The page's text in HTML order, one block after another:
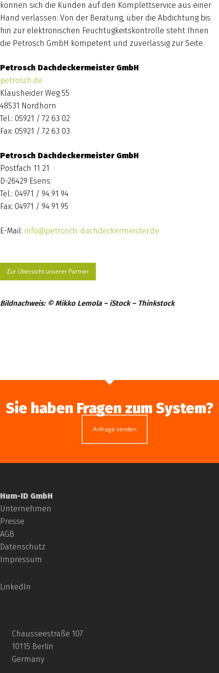
können sich die Kunden auf den Komplettservice aus einer
Hand verlassen: Von der Beratung, über die Abdichtung bis
hin zur elektronischen Feuchtugkeitskontrolle steht Ihnen
die Petrosch GmbH kompetent und zuverlässig zur Seite.
Petrosch Dachdeckermeister GmbH
petrosch.de
Klausheider Weg 55
48531 Nordhorn
Tel.: 05921 / 72 63 02
Fax: 05921 / 72 63 03
Petrosch Dachdeckermeister GmbH
Postfach 11 21
D-26429 Esens
Tel.: 04971 / 94 91 94
Fax: 04971 / 94 91 95
E-Mail: info@petrosch-dachdeckermeister.de
Zur Übersicht unserer Partner
Bildnachweis: © Mikko Lemola – iStock – Thinkstock
Sie haben Fragen zum System?
Anfrage senden
Hum-ID GmbH
Unternehmen
Presse
AGB
Datenschutz
Impressum
LinkedIn
Chausseestraße 107
10115 Berlin
Germany